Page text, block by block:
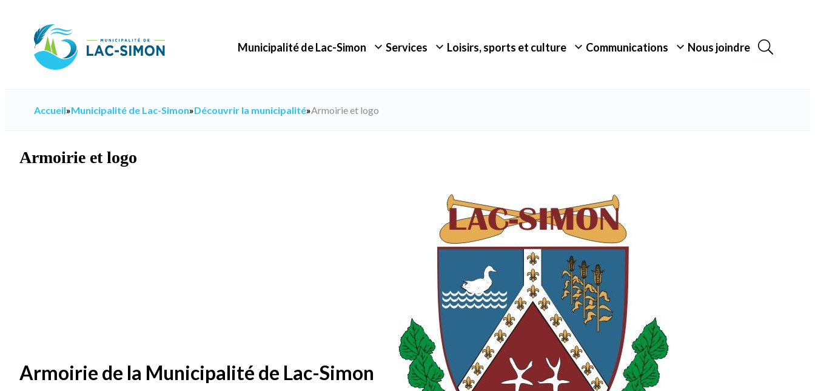
Municipalité de Lac-Simon Services Loisirs, sports et culture Communications Nous joindre
Accueil»Municipalité de Lac-Simon»Découvrir la municipalité»Armoirie et logo
Armoirie et logo
Armoirie de la Municipalité de Lac-Simon